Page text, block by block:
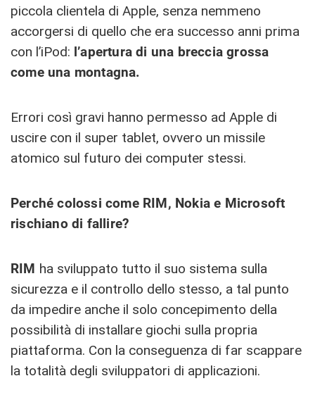
piccola clientela di Apple, senza nemmeno
accorgersi di quello che era successo anni prima
con l’iPod: l’apertura di una breccia grossa
come una montagna.
Errori così gravi hanno permesso ad Apple di
uscire con il super tablet, ovvero un missile
atomico sul futuro dei computer stessi.
Perché colossi come RIM, Nokia e Microsoft
rischiano di fallire?
RIM ha sviluppato tutto il suo sistema sulla
sicurezza e il controllo dello stesso, a tal punto
da impedire anche il solo concepimento della
possibilità di installare giochi sulla propria
piattaforma. Con la conseguenza di far scappare
la totalità degli sviluppatori di applicazioni.